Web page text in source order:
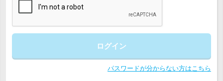
ログイン
パスワードが分からない方はこちら